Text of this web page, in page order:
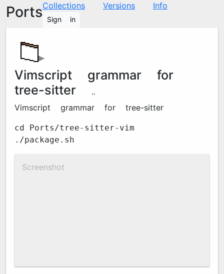
PortsCollections Versions Info
Sign in
Vimscript grammar for
tree-sitter
0.8.1
Vimscript grammar for tree-sitter
cd Ports/tree-sitter-vim
./package.sh
Screenshot